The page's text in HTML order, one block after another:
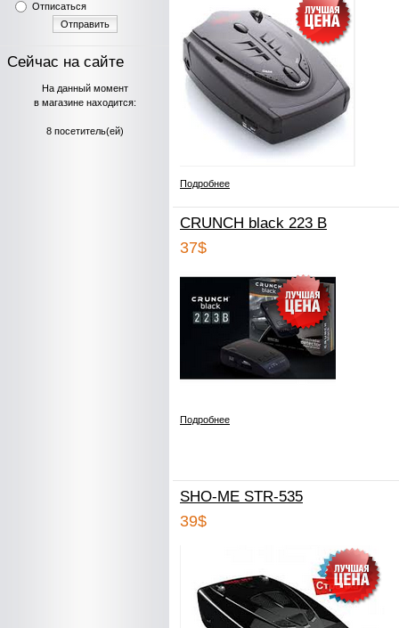
Отписаться
Отправить
Сейчас на сайте
На данный момент
в магазине находится:
8 посетитель(ей)
Подробнее
CRUNCH black 223 B
37$
Подробнее
SHO-ME STR-535
39$